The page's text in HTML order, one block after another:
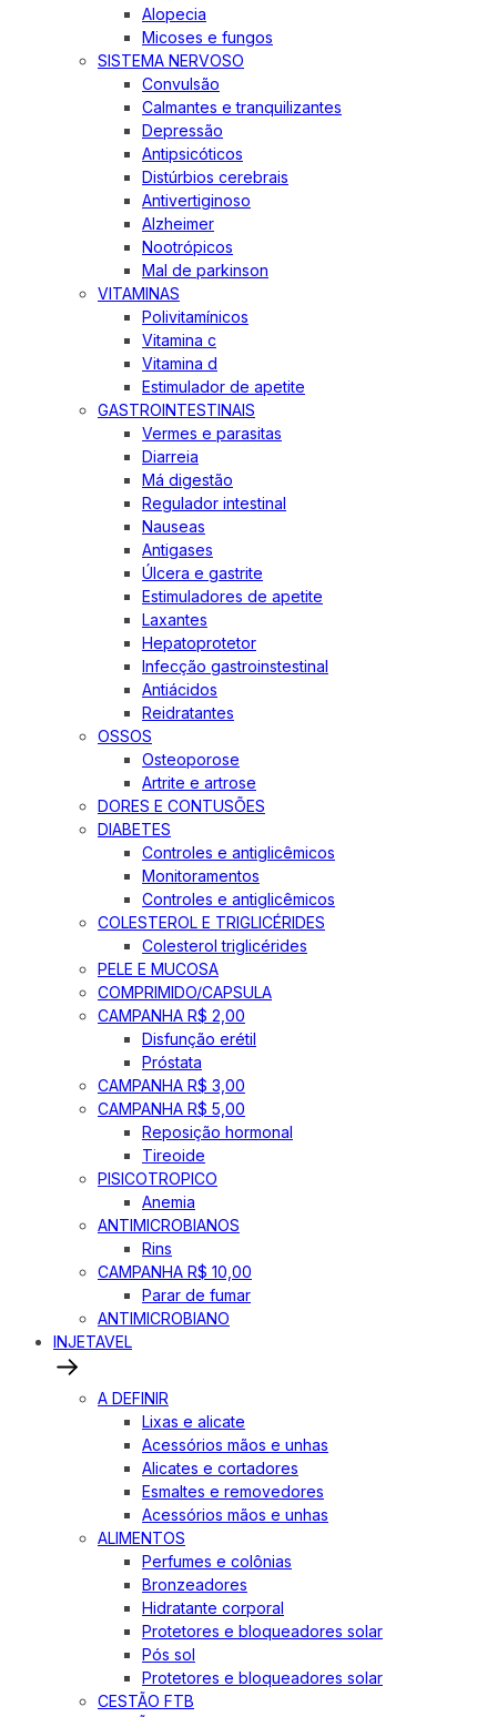
Alopecia
Micoses e fungos
SISTEMA NERVOSO
Convulsão
Calmantes e tranquilizantes
Depressão
Antipsicóticos
Distúrbios cerebrais
Antivertiginoso
Alzheimer
Nootrópicos
Mal de parkinson
VITAMINAS
Polivitamínicos
Vitamina c
Vitamina d
Estimulador de apetite
GASTROINTESTINAIS
Vermes e parasitas
Diarreia
Má digestão
Regulador intestinal
Nauseas
Antigases
Úlcera e gastrite
Estimuladores de apetite
Laxantes
Hepatoprotetor
Infecção gastroinstestinal
Antiácidos
Reidratantes
OSSOS
Osteoporose
Artrite e artrose
DORES E CONTUSÕES
DIABETES
Controles e antiglicêmicos
Monitoramentos
Controles e antiglicêmicos
COLESTEROL E TRIGLICÉRIDES
Colesterol triglicérides
PELE E MUCOSA
COMPRIMIDO/CAPSULA
CAMPANHA R$ 2,00
Disfunção erétil
Próstata
CAMPANHA R$ 3,00
CAMPANHA R$ 5,00
Reposição hormonal
Tireoide
PISICOTROPICO
Anemia
ANTIMICROBIANOS
Rins
CAMPANHA R$ 10,00
Parar de fumar
ANTIMICROBIANO
INJETAVEL
A DEFINIR
Lixas e alicate
Acessórios mãos e unhas
Alicates e cortadores
Esmaltes e removedores
Acessórios mãos e unhas
ALIMENTOS
Perfumes e colônias
Bronzeadores
Hidratante corporal
Protetores e bloqueadores solar
Pós sol
Protetores e bloqueadores solar
CESTÃO FTB